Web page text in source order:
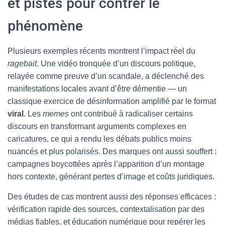
phénomène
Plusieurs exemples récents montrent l’impact réel du
ragebait. Une vidéo tronquée d’un discours politique,
relayée comme preuve d’un scandale, a déclenché des
manifestations locales avant d’être démentie — un
classique exercice de désinformation amplifié par le format
viral . Les memes ont contribué à radicaliser certains
discours en transformant arguments complexes en
caricatures, ce qui a rendu les débats publics moins
nuancés et plus polarisés. Des marques ont aussi souffert :
campagnes boycottées après l’apparition d’un montage
hors contexte, générant pertes d’image et coûts juridiques.
Des études de cas montrent aussi des réponses efficaces :
vérification rapide des sources, contextalisation par des
médias fiables, et éducation numérique pour repérer les